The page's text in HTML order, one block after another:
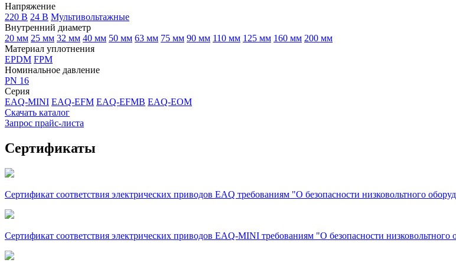
Напряжение
220 В 24 В Мультивольтажные
Внутренний диаметр
20 мм 25 мм 32 мм 40 мм 50 мм 63 мм 75 мм 90 мм 110 мм 125 мм 160 мм 200 мм
Материал уплотнения
EPDM FPM
Номинальное давление
PN 16
Серия
EAQ-MINI EAQ-EFM EAQ-EFMB EAQ-EOM
Скачать каталог
Запрос прайс-листа
Сертификаты
Сертификат соответствия электрических приводов EAQ требованиям "О безопасности низковольтного
Сертификат соответствия электрических приводов EAQ-MINI требованиям "О безопасности